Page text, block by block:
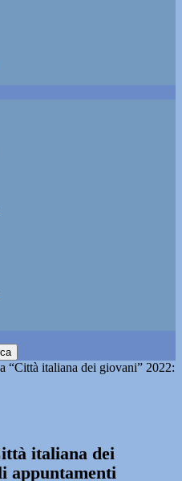
“Città italiana dei giovani” 2022:
italiana dei
appuntamenti